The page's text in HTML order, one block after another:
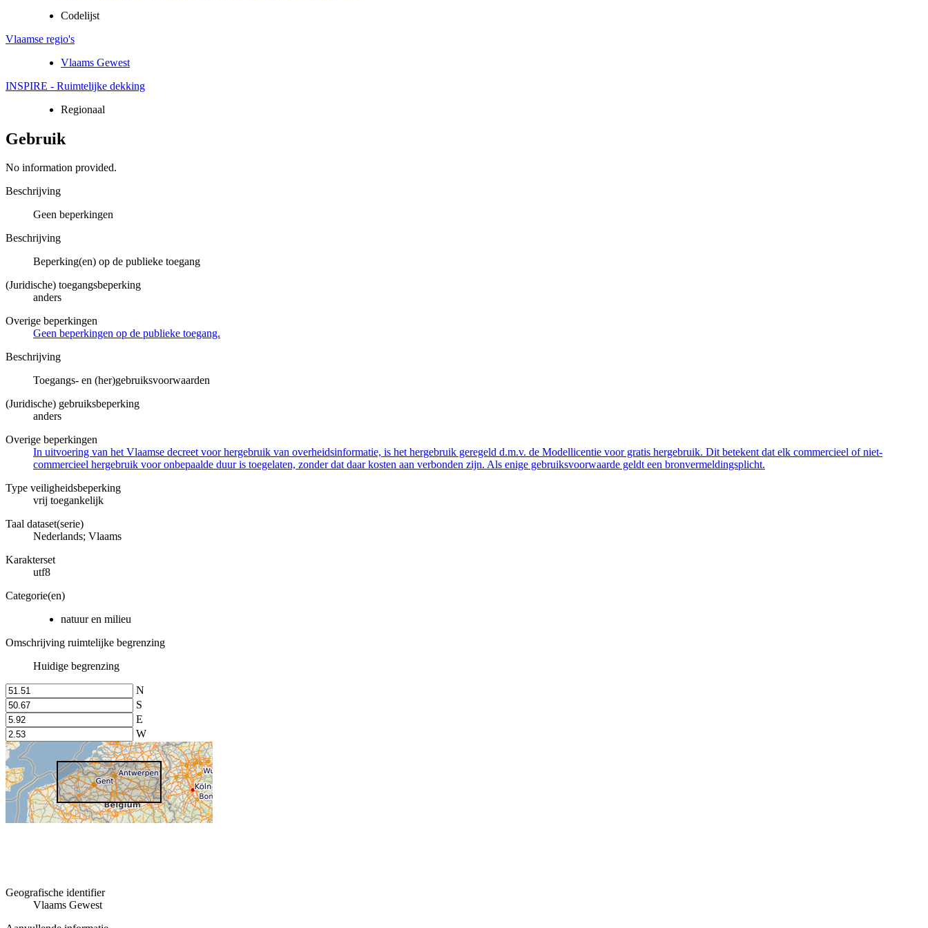
Codelijst
Vlaamse regio's
Vlaams Gewest
INSPIRE - Ruimtelijke dekking
Regionaal
Gebruik
No information provided.
Beschrijving
Geen beperkingen
Beschrijving
Beperking(en) op de publieke toegang
(Juridische) toegangsbeperking
anders
Overige beperkingen
Geen beperkingen op de publieke toegang.
Beschrijving
Toegangs- en (her)gebruiksvoorwaarden
(Juridische) gebruiksbeperking
anders
Overige beperkingen
In uitvoering van het Vlaamse decreet voor hergebruik van overheidsinformatie, is het hergebruik geregeld d.m.v. de Modellicentie voor gratis hergebruik. Dit betekent dat elk commercieel of niet-
commercieel hergebruik voor onbepaalde duur is toegelaten, zonder dat daar kosten aan verbonden zijn. Als enige gebruiksvoorwaarde geldt een bronvermeldingsplicht.
Type veiligheidsbeperking
vrij toegankelijk
Taal dataset(serie)
Nederlands; Vlaams
Karakterset
utf8
Categorie(en)
natuur en milieu
Omschrijving ruimtelijke begrenzing
Huidige begrenzing
N
S
E
W
Geografische identifier
Vlaams Gewest